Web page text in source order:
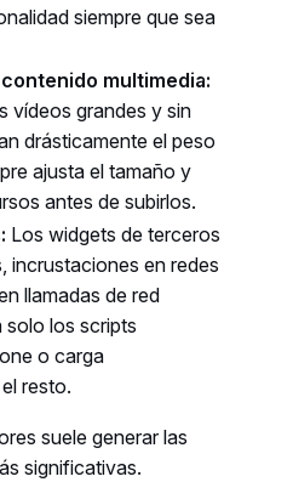
siempre que sea
multimedia:
vídeos grandes y sin
drásticamente el peso
ajusta el tamaño y
antes de subirlos.
Los widgets de terceros
incrustaciones en redes
llamadas de red
solo los scripts
o carga
resto.
suele generar las
significativas.